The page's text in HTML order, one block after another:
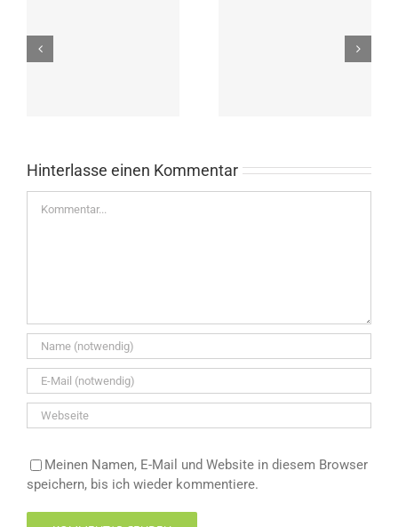
Hinterlasse einen Kommentar
Meinen Namen, E-Mail und Website in diesem Browser
speichern, bis ich wieder kommentiere.